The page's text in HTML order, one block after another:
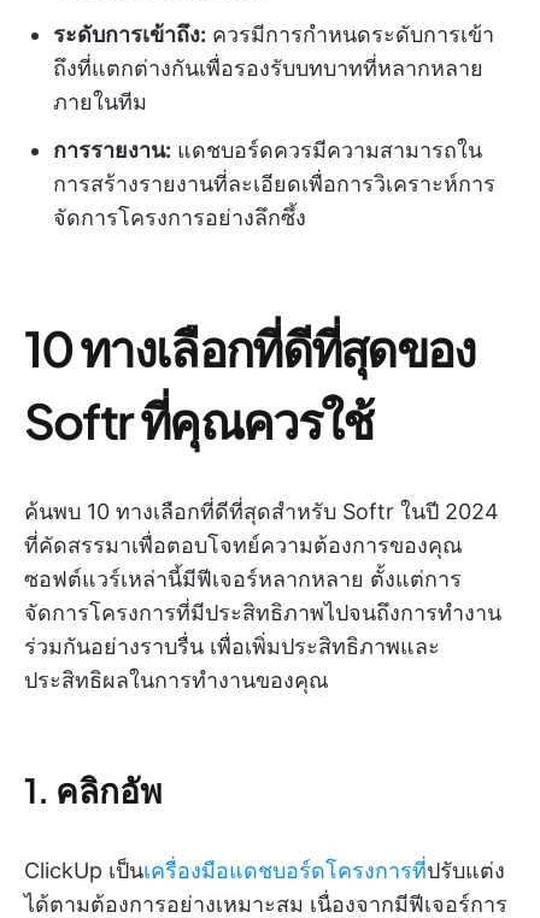
ระดับการเข้าถึง: ควรมีการกำหนดระดับการเข้า
ถึงที่แตกต่างกันเพื่อรองรับบทบาทที่หลากหลาย
ภายในทีม
การรายงาน: แดชบอร์ดควรมีความสามารถใน
การสร้างรายงานที่ละเอียดเพื่อการวิเคราะห์การ
จัดการโครงการอย่างลึกซึ้ง
10 ทางเลือกที่ดีที่สุดของ
Softr ที่คุณควรใช้
ค้นพบ 10 ทางเลือกที่ดีที่สุดสำหรับ Softr ในปี 2024
ที่คัดสรรมาเพื่อตอบโจทย์ความต้องการของคุณ
ซอฟต์แวร์เหล่านี้มีฟีเจอร์หลากหลาย ตั้งแต่การ
จัดการโครงการที่มีประสิทธิภาพไปจนถึงการทำงาน
ร่วมกันอย่างราบรื่น เพื่อเพิ่มประสิทธิภาพและ
ประสิทธิผลในการทำงานของคุณ
1. คลิกอัพ
ClickUp เป็นเครื่องมือแดชบอร์ดโครงการที่ปรับแต่ง
ได้ตามต้องการอย่างเหมาะสม เนื่องจากมีฟีเจอร์การ